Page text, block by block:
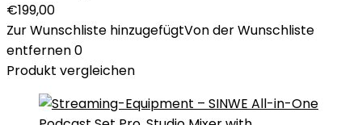
€199,00
Zur Wunschliste hinzugefügtVon der Wunschliste
entfernen0
Produkt vergleichen